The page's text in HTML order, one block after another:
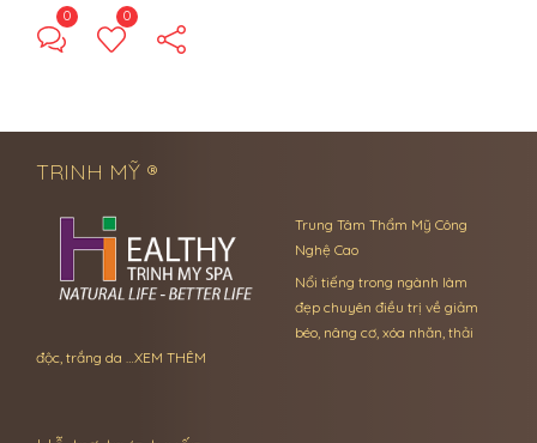
0 0
TRINH MỸ ®
Trung Tâm Thẩm Mỹ Công
Nghệ Cao
Nổi tiếng trong ngành làm
đẹp chuyên điều trị về giảm
béo, nâng cơ, xóa nhăn, thải
độc, trắng da …XEM THÊM